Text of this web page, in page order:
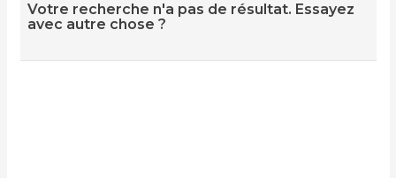
Votre recherche n'a pas de résultat. Essayez
avec autre chose ?